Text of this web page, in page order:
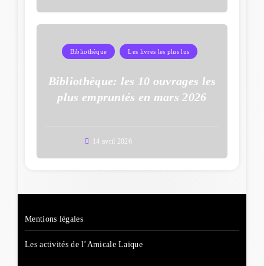
Bibliothèque Les livres les plus lus
Bibliothèque: les 10 ouvrages les
plus empruntés en mars 2026
14 avril 2026
Mentions légales
Les activités de l’Amicale Laïque